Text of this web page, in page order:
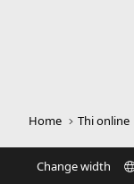
Home Thi online
Change width